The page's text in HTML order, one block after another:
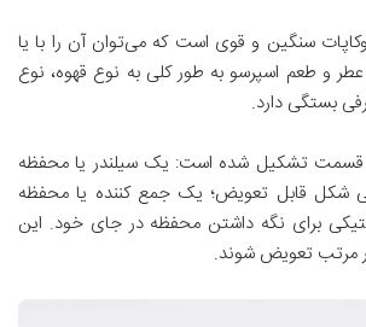
سنگین و قوی است که می‌توان آن را با یا
و طعم اسپرسو به طور کلی به نوع قهوه، نوع
بستگی دارد.
قسمت تشکیل شده است: یک سیلندر یا محفظه
شکل قابل تعویض؛ یک جمع کننده یا محفظه
برای نگه داشتن محفظه در جای خود. این
مرتب تعویض شوند.